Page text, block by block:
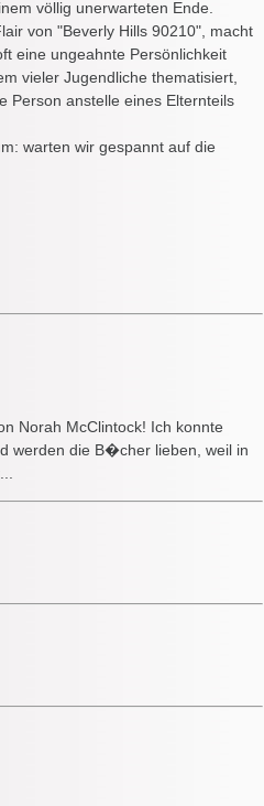
völlig unerwarteten Ende.
von "Beverly Hills 90210", macht
eine ungeahnte Persönlichkeit
vieler Jugendliche thematisiert,
Person anstelle eines Elternteils
warten wir gespannt auf die
Norah McClintock! Ich konnte
werden die B�cher lieben, weil in